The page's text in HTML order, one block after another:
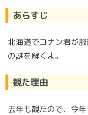
あらすじ
北海道でコナン君が
の謎を解くよ。
観た理由
去年も観たので、今